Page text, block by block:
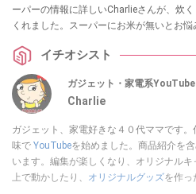
ーパーの情報に詳しいCharlieさんが、炊
くれました。スーパーにお米が無いとお
イチオシスト
ガジェット・家電系
Charlie
ガジェット、家電好きな４０代ママです
味で YouTubeを始めました。商品紹介を
います。編集が楽しくなり、オリジナル
上で動かしたり、 オリジナルグッズを作っ